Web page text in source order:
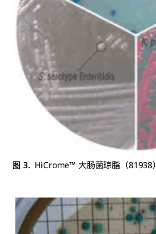
图 3. HiCrome™ 大肠菌琼脂（81938）